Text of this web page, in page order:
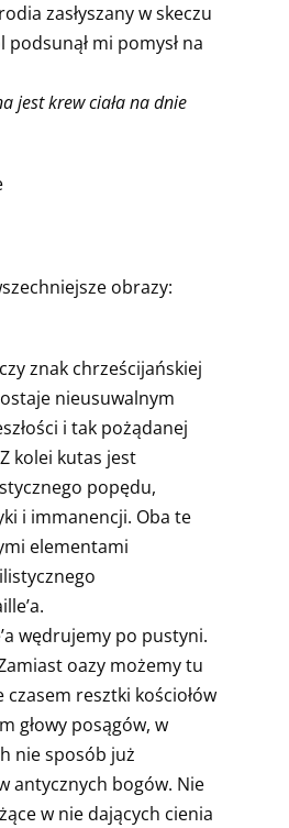
zasłyszany w skeczu
mi pomysł na
jest krew ciała na dnie
obrazy:
znak chrześcijańskiej
nieusuwalnym
i tak pożądanej
kolei kutas jest
popędu,
i immanencji. Oba te
elementami
’a.
’a wędrujemy po pustyni.
oazy możemy tu
czasem resztki kościołów
głowy posągów, w
nie sposób już
antycznych bogów. Nie
w nie dających cienia